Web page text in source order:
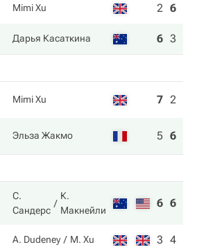
Mimi Xu 2 6
Дарья Касаткина 6 3
Mimi Xu 7 2
Эльза Жакмо 5 6
С.
Сандерс
К.
Макнейли
6 6
A. Dudeney M. Xu 3 4